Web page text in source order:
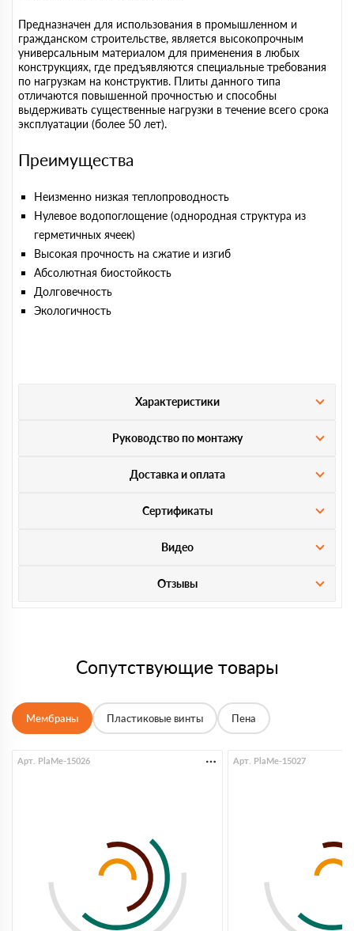
Предназначен для использования в промышленном и
гражданском строительстве, является высокопрочным
универсальным материалом для применения в любых
конструкциях, где предъявляются специальные требования
по нагрузкам на конструктив. Плиты данного типа
отличаются повышенной прочностью и способны
выдерживать существенные нагрузки в течение всего срока
эксплуатации (более 50 лет).
Преимущества
Неизменно низкая теплопроводность
Нулевое водопоглощение (однородная структура из
герметичных ячеек)
Высокая прочность на сжатие и изгиб
Абсолютная биостойкость
Долговечность
Экологичность
Характеристики
Руководство по монтажу
Доставка и оплата
Сертификаты
Видео
Отзывы
Сопутствующие товары
Мембраны Пластиковые винты Пена
Арт. PlaMe-15026 Арт. PlaMe-15027